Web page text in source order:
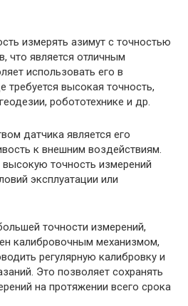
измерять азимут с точностью
что является отличным
использовать его в
требуется высокая точность,
робототехнике и др.
датчика является его
к внешним воздействиям.
точность измерений
эксплуатации или
точности измерений,
калибровочным механизмом,
регулярную калибровку и
Это позволяет сохранять
на протяжении всего срока